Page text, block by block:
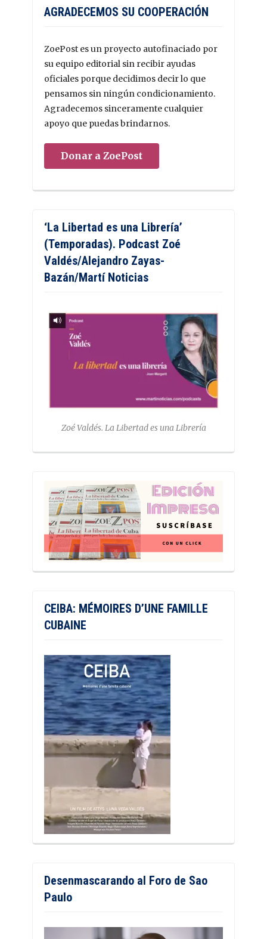
AGRADECEMOS SU COOPERACIÓN
ZoePost es un proyecto autofinaciado por
su equipo editorial sin recibir ayudas
oficiales porque decidimos decir lo que
pensamos sin ningún condicionamiento.
Agradecemos sinceramente cualquier
apoyo que puedas brindarnos.
Donar a ZoePost
‘La Libertad es una Librería’
(Temporadas). Podcast Zoé
Valdés/Alejandro Zayas-
Bazán/Martí Noticias
Zoé Valdés. La Libertad es una Librería
CEIBA: MÉMOIRES D’UNE FAMILLE
CUBAINE
Desenmascarando al Foro de Sao
Paulo